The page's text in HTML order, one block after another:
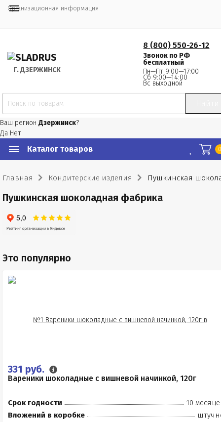
Организационная информация
Г. ДЗЕРЖИНСК
8 (800) 550-26-12
Звонок по РФ
бесплатный
Пн—Пт 9:00—17:00
Сб 9:00—14:00
Вс выходной
Ваш регион Дзержинск?
Да Нет
Каталог товаров
Главная Кондитерские изделия Пушкинская
Пушкинская шоколадная фабрика
Это популярно
331 руб.
Вареники шоколадные с вишневой начинкой, 120г
Срок годности
10
Вложений в коробке